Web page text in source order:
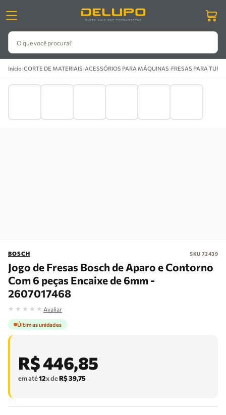
O que você procura?
Início›CORTE DE MATERIAIS›ACESSÓRIOS PARA MÁQUINAS›FRESAS PARA TUPIA
BOSCH SKU 72439
Jogo de Fresas Bosch de Aparo e Contorno
Com 6 peças Encaixe de 6mm -
2607017468
★ ★ ★ ★ ★ Avaliar
Últimas unidades
R$446,85
em até12x deR$39,75